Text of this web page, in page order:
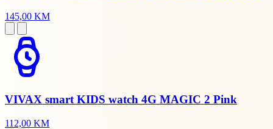
145,00 KM
VIVAX smart KIDS watch 4G MAGIC 2 Pink
112,00 KM